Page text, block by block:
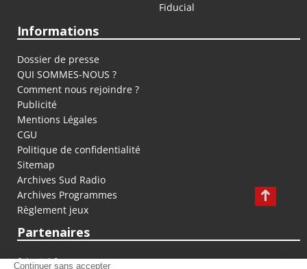
Fiducial
Informations
Dossier de presse
QUI SOMMES-NOUS ?
Comment nous rejoindre ?
Publicité
Mentions Légales
CGU
Politique de confidentialité
Sitemap
Archives Sud Radio
Archives Programmes
Règlement jeux
Partenaires
fiducial.fr